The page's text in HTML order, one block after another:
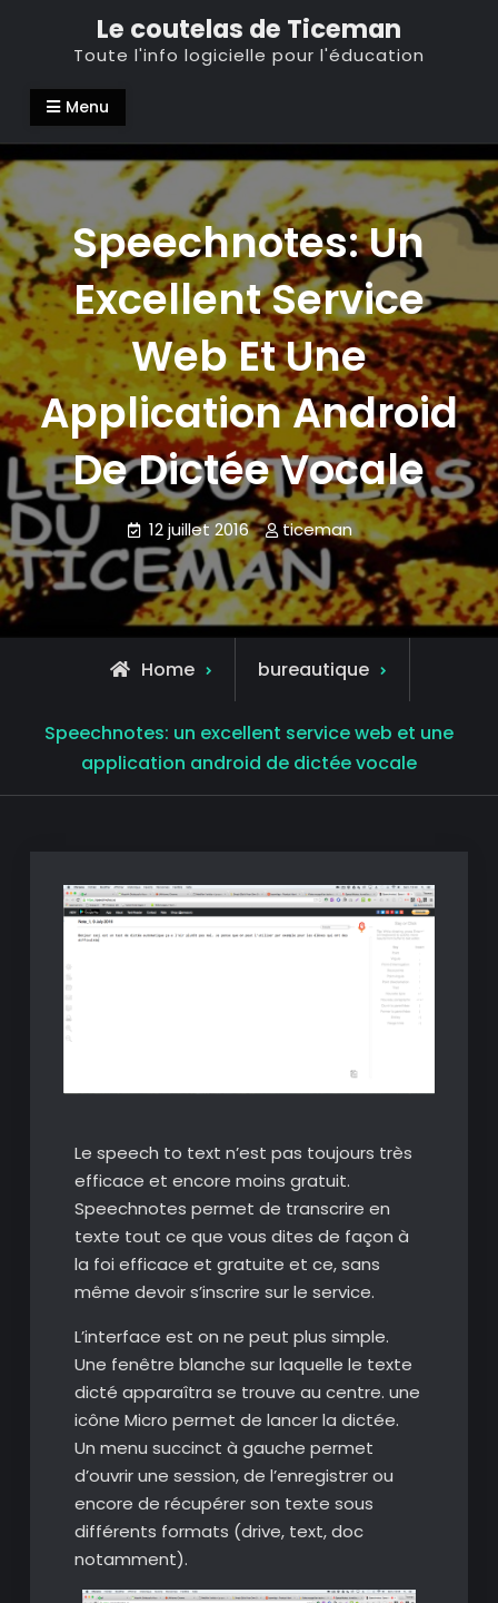
Le coutelas de Ticeman
Toute l'info logicielle pour l'éducation
Menu
Speechnotes: Un
Excellent Service
Web Et Une
Application Android
De Dictée Vocale
12 juillet 2016 ticeman
Home bureautique
Speechnotes: un excellent service web et une
application android de dictée vocale
Le speech to text n’est pas toujours très
efficace et encore moins gratuit.
Speechnotes permet de transcrire en
texte tout ce que vous dites de façon à
la foi efficace et gratuite et ce, sans
même devoir s’inscrire sur le service.
L’interface est on ne peut plus simple.
Une fenêtre blanche sur laquelle le texte
dicté apparaîtra se trouve au centre. une
icône Micro permet de lancer la dictée.
Un menu succinct à gauche permet
d’ouvrir une session, de l’enregistrer ou
encore de récupérer son texte sous
différents formats (drive, text, doc
notamment).